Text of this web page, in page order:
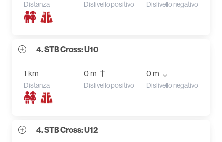
Distanza Dislivello positivo Dislivello negativo
4. STB Cross: U10
1 km
Distanza
0 m
Dislivello positivo
0 m
Dislivello negativo
4. STB Cross: U12